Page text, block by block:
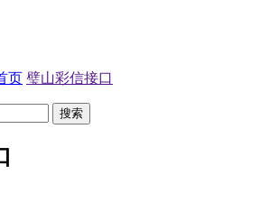
页 璧山彩信接口
搜索